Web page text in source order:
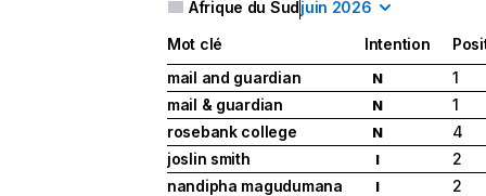
Afrique du Sudjuin 2026
Mot clé Intention
mail and guardian
N
1
mail & guardian
N
1
rosebank college
N
4
joslin smith
I
2
nandipha magudumana
I 2